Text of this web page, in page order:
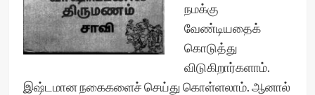
நமக்கு
வேண்டியதைக்
கொடுத்து
விடுகிறார்களாம்.
இஷ்டமான நகைகளைச் செய்து கொள்ளலாம். ஆனால்